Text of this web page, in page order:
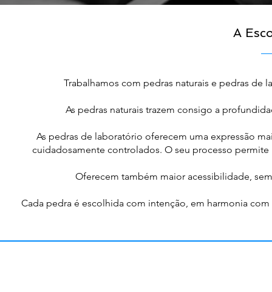
A
Trabalhamos com pedras naturais e pedras de
As pedras naturais trazem consigo a
As pedras de laboratório oferecem uma expressão
cuidadosamente controlados. O seu processo
Oferecem também maior acessibilidade,
Cada pedra é escolhida com intenção, em harmonia